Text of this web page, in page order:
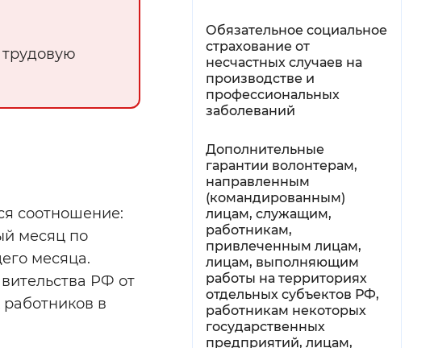
соотношение:
месяц по
месяца.
РФ от
в
Обязательное социальное
страхование от
несчастных случаев на
производстве и
профессиональных
заболеваний
Дополнительные
гарантии волонтерам,
направленным
(командированным)
лицам, служащим,
работникам,
привлеченным лицам,
лицам, выполняющим
работы на территориях
отдельных субъектов РФ,
работникам некоторых
государственных
предприятий, лицам,